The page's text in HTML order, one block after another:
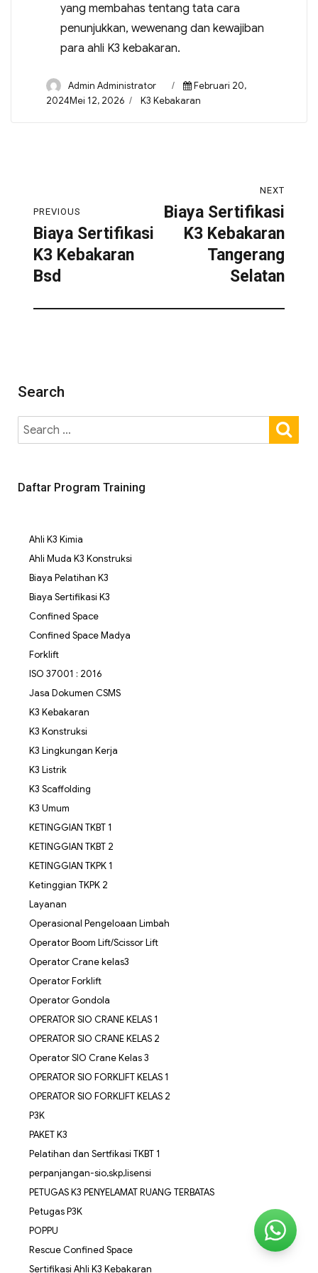
yang membahas tentang tata cara
penunjukkan, wewenang dan kewajiban
para ahli K3 kebakaran.
Admin Administrator
Februari 20,
2024Mei 12, 2026
K3 Kebakaran
PREVIOUS
Biaya Sertifikasi
K3 Kebakaran
Bsd
NEXT
Biaya Sertifikasi
K3 Kebakaran
Tangerang
Selatan
Search
Daftar Program Training
Ahli K3 Kimia
Ahli Muda K3 Konstruksi
Biaya Pelatihan K3
Biaya Sertifikasi K3
Confined Space
Confined Space Madya
Forklift
ISO 37001 : 2016
Jasa Dokumen CSMS
K3 Kebakaran
K3 Konstruksi
K3 Lingkungan Kerja
K3 Listrik
K3 Scaffolding
K3 Umum
KETINGGIAN TKBT 1
KETINGGIAN TKBT 2
KETINGGIAN TKPK 1
Ketinggian TKPK 2
Layanan
Operasional Pengeloaan Limbah
Operator Boom Lift/Scissor Lift
Operator Crane kelas3
Operator Forklift
Operator Gondola
OPERATOR SIO CRANE KELAS 1
OPERATOR SIO CRANE KELAS 2
Operator SIO Crane Kelas 3
OPERATOR SIO FORKLIFT KELAS 1
OPERATOR SIO FORKLIFT KELAS 2
P3K
PAKET K3
Pelatihan dan Sertfikasi TKBT 1
perpanjangan-sio,skp,lisensi
PETUGAS K3 PENYELAMAT RUANG TERBATAS
Petugas P3K
POPPU
Rescue Confined Space
Sertifikasi Ahli K3 Kebakaran